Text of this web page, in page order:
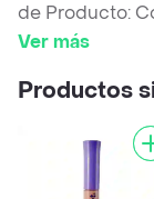
de Producto:
Ver más
Productos